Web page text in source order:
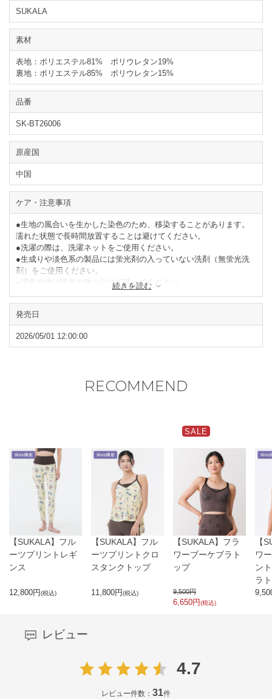
SUKALA
素材
表地：ポリエステル81% ポリウレタン19%
裏地：ポリエステル85% ポリウレタン15%
品番
SK-BT26006
原産国
中国
ケア・注意事項
●生地の風合いを生かした染色のため、移染することがあります。
濡れた状態で長時間放置することは避けてください。
●洗濯の際は、洗濯ネットをご使用ください。
●生成りや淡色系の製品には蛍光剤の入っていない洗剤（無蛍光洗
剤）をご使用ください。
●濃色の物は淡色の物と分けて洗ってください。
●形を整えて陰干ししてください。
続きを読む
発売日
2026/05/01 12:00:00
RECOMMEND
【SUKALA】フル
ーツプリントレギ
ンス
12,800円(税込)
【SUKALA】フル
ーツプリントクロ
スタンクトップ
11,800円(税込)
SALE
【SUKALA】フラ
ワーブーケブラト
ップ
9,500円
6,650円(税込)
【
ワ
ン
ラ
レビュー
4.7
レビュー件数： 31件